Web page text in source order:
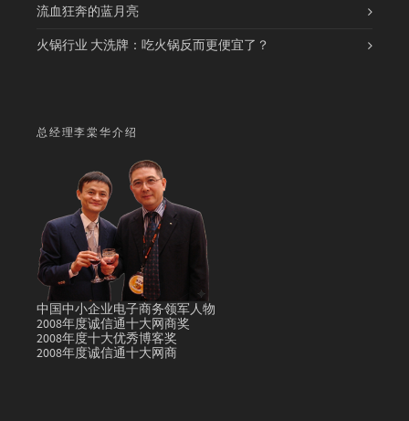
流血狂奔的蓝月亮
火锅行业 大洗牌：吃火锅反而更便宜了？
总经理李棠华介绍
中国中小企业电子商务领军人物
2008年度诚信通十大网商奖
2008年度十大优秀博客奖
2008年度诚信通十大网商